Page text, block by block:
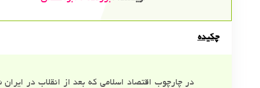
چکیده
در چارچوب اقتصاد اسلامی که بعد از انقلاب در